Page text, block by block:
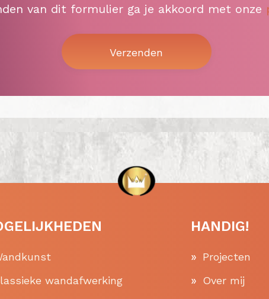
van dit formulier ga je akkoord met onze
wandafwerking
HANDIG!
Projecten
Over mij